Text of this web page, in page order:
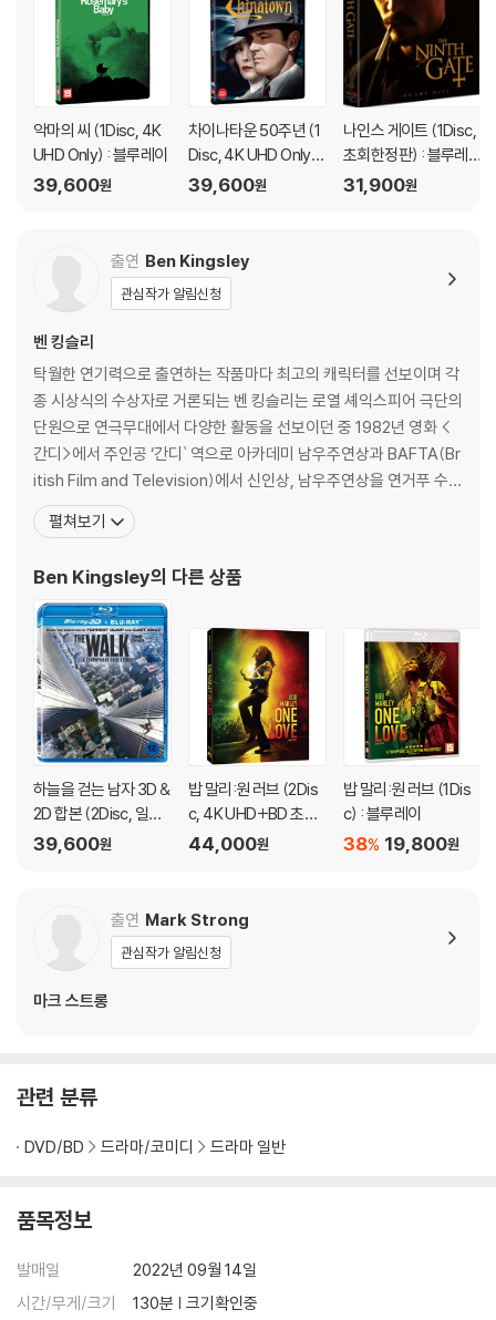
1) 제작/배송 과정에서 경미한 아웃케이스 주름, 모서리 눌림 및 갈라짐이
발생할 수 있습니다. 반품을 원하실 경우 미개봉 상태로 문의 부탁드립니
2) 스틸북 케이스 제작 과정에서 기포 혹은 경미한 인쇄 오류가 발생할 수
있습니다.
3) 렌티큘러 스틸북의 경우, 보호필름이 붙어 판매되기도 합니다. 보호필
름 손상에 의한 교환/반품은 불가합니다.
5) 아웃케이스/구성품/포장 상태 불량에 의한 교환/반품 신청시 불량 확
인을 위해 개봉 시의 동영상을 요청할 수 있으며, 동영상이 없는 경우 교
환/반품이 제한될 수 있습니다.
※ 디스크 재생 불량
1) 기기 문제로 인해 발생하는 재생 불량 현상에 대해서는 반품/교환이 불
가하니 최신 소프트웨어로 업데이트된 DVD/BD 전용 기기에서 재생하실
것을 권유해 드립니다.
2) 정전기와 먼지로 인해 재생이 원활하지 않은 경우가 있습니다. 디스크
해결됩니다.
생이 불가능한 경우가 있습니다. 독립형 전용 플레이어 사용을 권장드리
며, ODD 사용으로 인한 재생 불량의 경우 교환 시에도 동일한 오류가 발
생할 수 있음을 알려드립니다.
※ 디스크 외관 불량
디스크에 미세한 잔 흠집이 남아있거나 인쇄 면이 깨끗하지 않은 경우가
있으며, 상품의 불량이 아닙니다. 단, 재생에 이상이 있는 경우에는 불량으
로 인한 반품/교환이 가능합니다.
※ 교환/반품 안내
1) 불량으로 인한 교환/반품 요청 시에는 불량 확인을 위해 개봉 시의 동영
관련 사진과 동영상 및 재생 기기 모델명을 첨부하여 첨부하여 고객센터에
2) 사양 오인지, 오 구매, 변심 사유로의 반품은 제품 개봉 전에만 운임비
부담 후 처리 가능합니다.
택을 부탁드립니다.
4) 한정판 상품의 변심, 오구매로 인한 반품은 회송된 상품의 상태 확인 후
진행이 가능합니다. 택배 이동 중 파손이 발생하지 않도록 완충 포장을 부
악마의 씨 (1Disc, 4K
UHD Only) : 블루레이
39,600원
차이나타운 50주년 (1
Disc, 4K UHD Only
일반판) : 블루레이
39,600원
나인스 게이트 (1Disc,
초회한정판) : 블루레
이
31,900원
출연 Ben Kingsley
관심작가 알림신청
벤 킹슬리
탁월한 연기력으로 출연하는 작품마다 최고의 캐릭터를 선보이며 각
종 시상식의 수상자로 거론되는 벤 킹슬리는 로열 셰익스피어 극단의
단원으로 연극무대에서 다양한 활동을 선보이던 중 1982년 영화 <
간디>에서 주인공 ‘간디` 역으로 아카데미 남우주연상과 BAFTA(Br
itish Film and Television)에서 신인상, 남우주연상을 연거푸 수상
하며 명배우로서의 입지를 확고히 다졌다. <간디> 이후 세계 최고의
감독들과 쉴 새 없이 작업해온 벤 킹슬리는 매 작품마다 전혀 다른 다
미 남우조연상 후보에 오른
펼쳐보기
Ben Kingsley의 다른 상품
하늘을 걷는 남자 3D &
2D 합본 (2Disc, 일반
판) : 블루레이
39,600원
밥 말리:원 러브 (2Dis
c, 4K UHD+BD 초도
한정 슬립케이스 한정
44,000원
밥 말리:원 러브 (1Dis
c) : 블루레이
19,800원
38%
출연 Mark Strong
관심작가 알림신청
마크 스트롱
관련 분류
DVD/BD 드라마/코미디 드라마 일반
품목정보
발매일
2022년 09월 14일
시간/무게/크기
130분 | 크기확인중